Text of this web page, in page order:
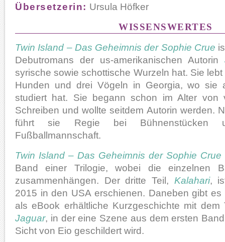
Übersetzerin: Ursula Höfker
WISSENSWERTES
Twin Island – Das Geheimnis der Sophie Crue
Debutromans der us-amerikanischen Autorin
syrische sowie schottische Wurzeln hat. Sie
Hunden und drei Vögeln in Georgia, wo sie
studiert hat. Sie begann schon im Alter von
Schreiben und wollte seitdem Autorin werden.
führt sie Regie bei Bühnenstücken
Fußballmannschaft.
Twin Island – Das Geheimnis der Sophie Crue
Band einer Trilogie, wobei die einzelnen
zusammenhängen. Der dritte Teil, Kalahari,
2015 in den USA erschienen. Daneben gibt
als eBook erhältliche Kurzgeschichte mit
Jaguar, in der eine Szene aus dem ersten
Sicht von Eio geschildert wird.